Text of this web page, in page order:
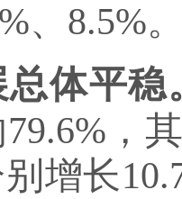
、8.5%
体平稳
，
增长